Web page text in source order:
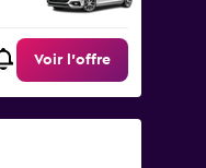
Voir l’offre